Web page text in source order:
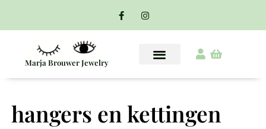
Marja Brouwer Jewelry
hangers en kettingen